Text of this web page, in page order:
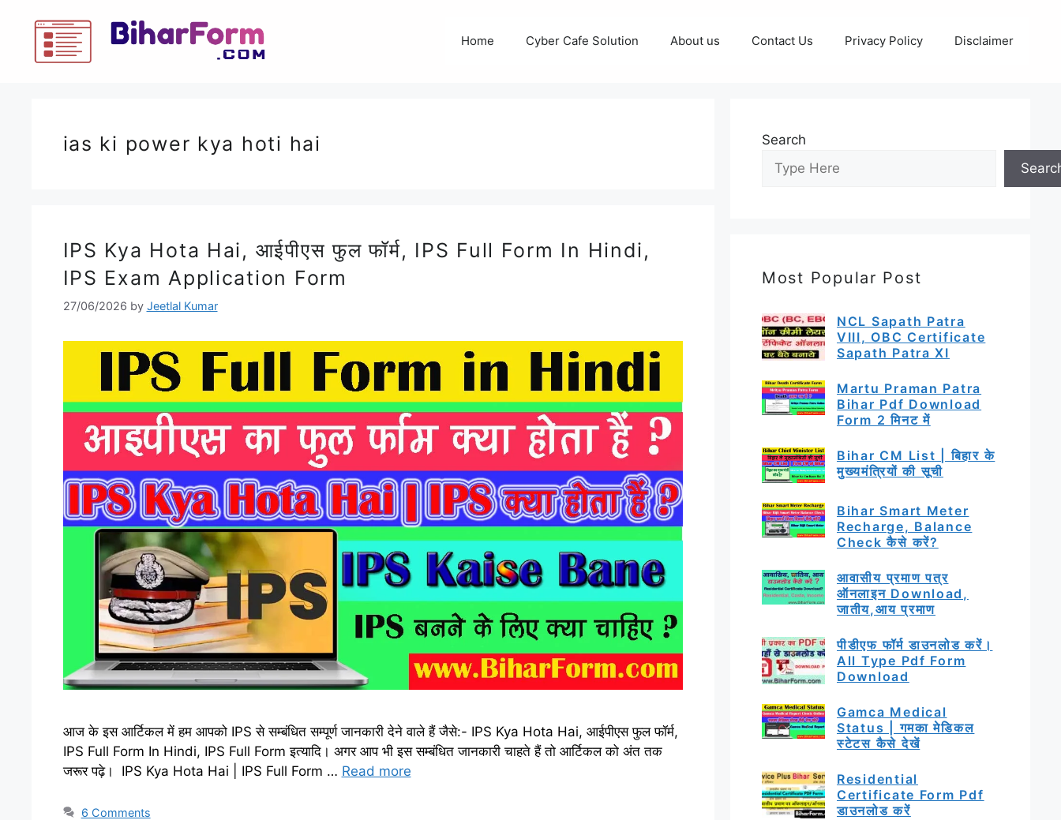
Home Cyber Cafe Solution About us Contact Us Privacy Policy Disclaimer
ias ki power kya hoti hai
IPS Kya Hota Hai, आईपीएस फुल फॉर्म, IPS Full Form In Hindi,
IPS Exam Application Form
27/06/2026 by Jeetlal Kumar
आज के इस आर्टिकल में हम आपको IPS से सम्बंधित सम्पूर्ण जानकारी देने वाले हैं जैसे:- IPS Kya Hota Hai, आईपीएस फुल फॉर्म,
IPS Full Form In Hindi, IPS Full Form इत्यादि। अगर आप भी इस सम्बंधित जानकारी चाहते हैं तो आर्टिकल को अंत तक
जरूर पढ़े। IPS Kya Hota Hai | IPS Full Form … Read more
6 Comments
Search
Most Popular Post
NCL Sapath Patra
VIII, OBC Certificate
Sapath Patra XI
Martu Praman Patra
Bihar Pdf Download
Form 2 मिनट में
Bihar CM List | बिहार के
मुख्यमंत्रियों की सूची
Bihar Smart Meter
Recharge, Balance
Check कैसे करें?
आवासीय प्रमाण पत्र
ऑनलाइन Download,
जातीय,आय प्रमाण
पीडीएफ फॉर्म डाउनलोड करें।
All Type Pdf Form
Download
Gamca Medical
Status | गमका मेडिकल
स्टेटस कैसे देखें
Residential
Certificate Form Pdf
डाउनलोड करें